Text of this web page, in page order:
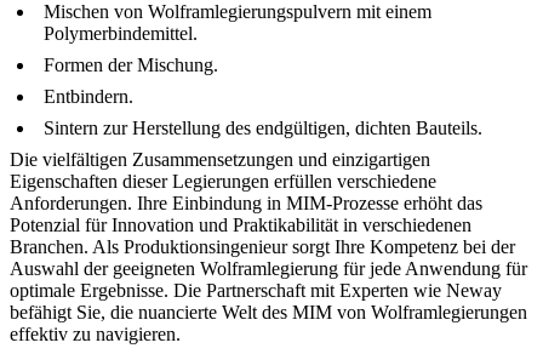
Mischen von Wolframlegierungspulvern mit einem
Polymerbindemittel.
Formen der Mischung.
Entbindern.
Sintern zur Herstellung des endgültigen, dichten Bauteils.
Die vielfältigen Zusammensetzungen und einzigartigen
Eigenschaften dieser Legierungen erfüllen verschiedene
Anforderungen. Ihre Einbindung in MIM-Prozesse erhöht das
Potenzial für Innovation und Praktikabilität in verschiedenen
Branchen. Als Produktionsingenieur sorgt Ihre Kompetenz bei der
Auswahl der geeigneten Wolframlegierung für jede Anwendung für
optimale Ergebnisse. Die Partnerschaft mit Experten wie Neway
befähigt Sie, die nuancierte Welt des MIM von Wolframlegierungen
effektiv zu navigieren.